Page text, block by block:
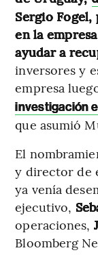
Sergio
en la
ayudar a
inversores y
empresa
investigación
que asumió
El
y director de
ya venía
ejecutivo,
operaciones,
Bloomberg